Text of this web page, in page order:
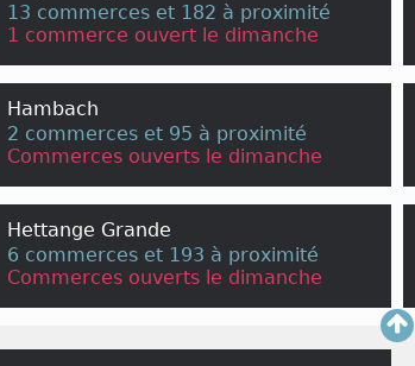
13 commerces et 182 à proximité
1 commerce ouvert le dimanche
Hambach
2 commerces et 95 à proximité
Commerces ouverts le dimanche
Hettange Grande
6 commerces et 193 à proximité
Commerces ouverts le dimanche